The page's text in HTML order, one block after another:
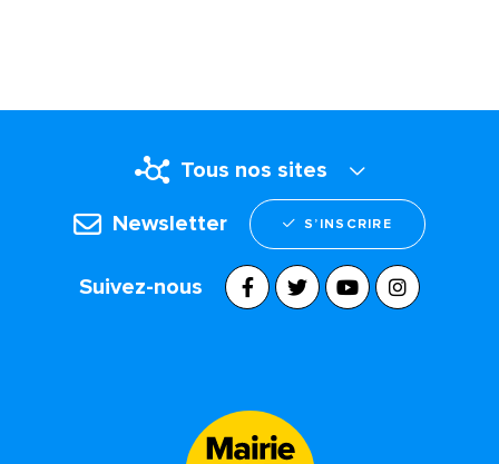
Tous nos sites
Newsletter S’INSCRIRE
Suivez-nous